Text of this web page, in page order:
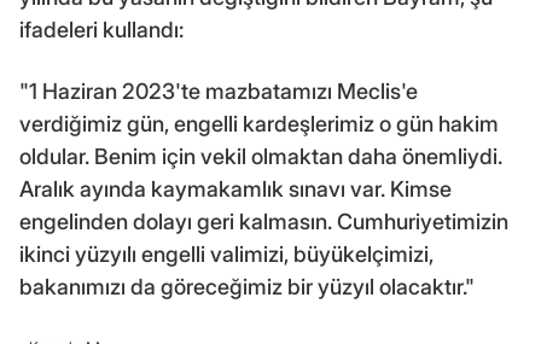
ifadeleri kullandı:
"1 Haziran 2023'te mazbatamızı Meclis'e
verdiğimiz gün, engelli kardeşlerimiz o gün hakim
oldular. Benim için vekil olmaktan daha önemliydi.
Aralık ayında kaymakamlık sınavı var. Kimse
engelinden dolayı geri kalmasın. Cumhuriyetimizin
ikinci yüzyılı engelli valimizi, büyükelçimizi,
bakanımızı da göreceğimiz bir yüzyıl olacaktır."